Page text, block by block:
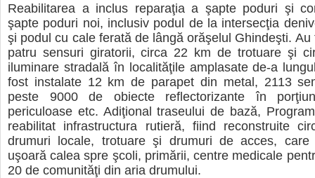
Reabilitarea a inclus reparaţia a şapte poduri şi
şapte poduri noi, inclusiv podul de la intersecţia
şi podul cu cale ferată de lângă orăşelul Ghindeşti. Au
patru sensuri giratorii, circa 22 km de trotuare şi
iluminare stradală în localităţile amplasate de-a
fost instalate 12 km de parapet din metal, 2113
peste 9000 de obiecte reflectorizante în
periculoase etc. Adiţional traseului de bază,
reabilitat infrastructura rutieră, fiind reconstruite
drumuri locale, trotuare şi drumuri de acces,
uşoară calea spre şcoli, primării, centre medicale
20 de comunităţi din aria drumului.